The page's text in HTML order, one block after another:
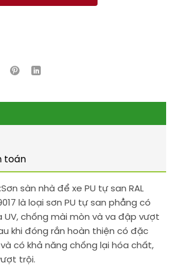
toán
Sơn sàn nhà để xe PU tự san RAL
9017 là loại sơn PU tự san phẳng có
UV, chống mài mòn và va đập vượt
khi đóng rắn hoàn thiện có đặc
có khả năng chống lại hóa chất,
trội.